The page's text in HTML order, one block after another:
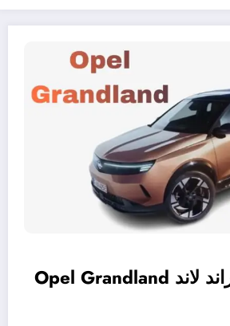
سيارة أوبل جراند لاند Opel Grandland